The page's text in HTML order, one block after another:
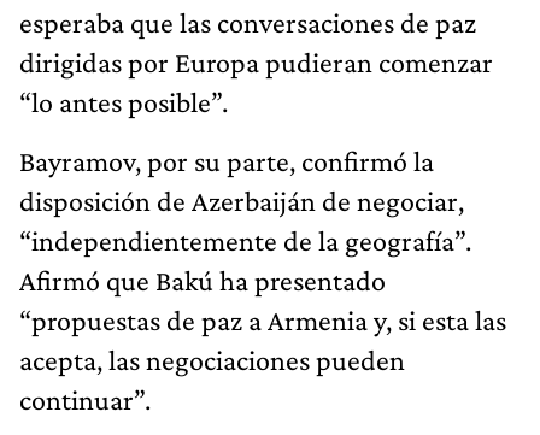
esperaba que las conversaciones de paz
dirigidas por Europa pudieran comenzar
“lo antes posible”.
Bayramov, por su parte, confirmó la
disposición de Azerbaiján de negociar,
“independientemente de la geografía”.
Afirmó que Bakú ha presentado
“propuestas de paz a Armenia y, si esta las
acepta, las negociaciones pueden
continuar”.